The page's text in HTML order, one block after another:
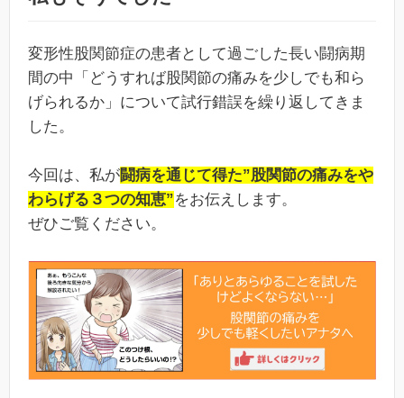
変形性股関節症の患者として過ごした長い闘病期
間の中「どうすれば股関節の痛みを少しでも和ら
げられるか」について試行錯誤を繰り返してきま
した。
今回は、私が闘病を通じて得た”股関節の痛みをや
わらげる３つの知恵”をお伝えします。
ぜひご覧ください。